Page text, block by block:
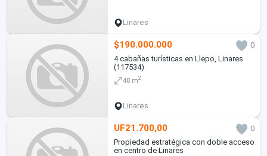
Linares
$190.000.000
0
4 cabañas turísticas en Llepo, Linares
(117534)
48 m2
Linares
UF21.700,00
0
Propiedad estratégica con doble acceso
en centro de Linares